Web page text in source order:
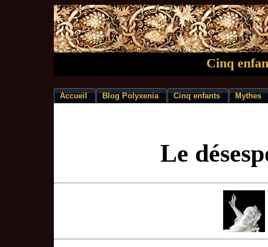
Cinq
Accueil Blog Polyxenia Cinq enfants Mythes
Le